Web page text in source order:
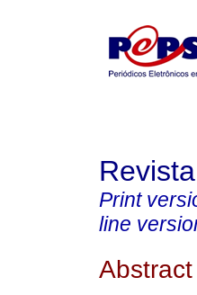
Print
line
Abstract